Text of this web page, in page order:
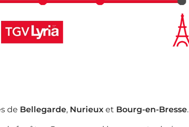
de Bellegarde, Nurieux et Bourg-en-Bresse.